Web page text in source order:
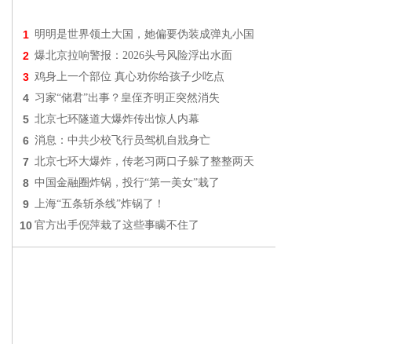
1 明明是世界领土大国，她偏要伪装成弹丸小国
2 爆北京拉响警报：2026头号风险浮出水面
3 鸡身上一个部位 真心劝你给孩子少吃点
4 习家“储君”出事？皇侄齐明正突然消失
5 北京七环隧道大爆炸传出惊人内幕
6 消息：中共少校飞行员驾机自戕身亡
7 北京七环大爆炸，传老习两口子躲了整整两天
8 中国金融圈炸锅，投行“第一美女”栽了
9 上海“五条斩杀线”炸锅了！
10 官方出手倪萍栽了这些事瞒不住了